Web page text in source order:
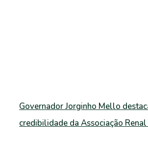
Governador Jorginho Mello
credibilidade da Associação